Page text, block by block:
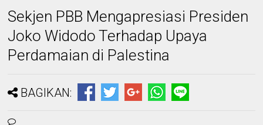
Sekjen PBB Mengapresiasi Presiden
Joko Widodo Terhadap Upaya
Perdamaian di Palestina
BAGIKAN: